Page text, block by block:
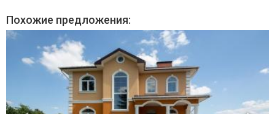
Похожие предложения: